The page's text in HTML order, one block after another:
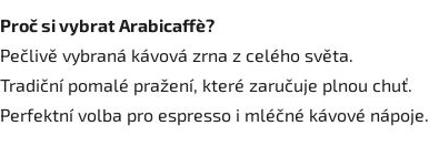
Proč si vybrat Arabicaffè?
Pečlivě vybraná kávová zrna z celého světa.
Tradiční pomalé pražení, které zaručuje plnou chuť.
Perfektní volba pro espresso i mléčné kávové nápoje.